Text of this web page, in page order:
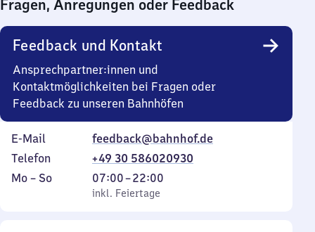
0
Uhr
Fragen, Anregungen oder Feedback
Feedback und Kontakt
Ansprechpartner:innen und
Kontaktmöglichkeiten bei Fragen oder
Feedback zu unseren Bahnhöfen
E-Mail
feedback@bahnhof.de
Telefon
+49 30 586020930
Montag
Mo – So,
inkl. Feiertage
07:00–22:00
Von
7
inkl. Feiertage